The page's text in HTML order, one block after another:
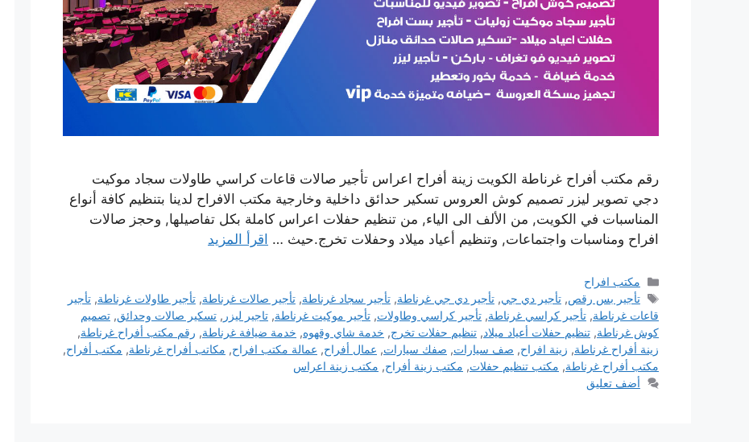
رقم مكتب أفراح غرناطة الكويت زينة أفراح اعراس تأجير صالات قاعات كراسي طاولات سجاد موكيت
دجي تصوير ليزر تصميم كوش العروس تسكير حدائق داخلية وخارجية مكتب الافراح لدينا بتنظيم كافة أنواع
المناسبات في الكويت, من الألف الى الياء, من تنظيم حفلات اعراس كاملة بكل تفاصيلها, وحجز صالات
افراح ومناسبات واجتماعات, وتنظيم أعياد ميلاد وحفلات تخرج.حيث … اقرأ المزيد
التصنيفات
مكتب افراح
الوسوم
تأجير بس رقص,تأجير دي جي,تأجير دي جي غرناطة,تأجير سجاد غرناطة,تأجير صالات غرناطة,تأجير طاولات غرناطة,تأجير
قاعات غرناطة, تأجير كراسي غرناطة, تأجير كراسي وطاولات, تأجير موكيت غرناطة, تاجير ليزر , تسكير صالات وحدائق, تصميم
كوش غرناطة, تنظيم حفلات أعياد ميلاد, تنظيم حفلات تخرج, خدمة شاي وقهوه, خدمة ضيافة غرناطة, رقم مكتب أفراح غرناطة,
زينة أفراح غرناطة, زينة افراح, صف سيارات, صفك سيارات, عمال أفراح, عمالة مكتب افراح, مكاتب أفراح غرناطة, مكتب أفراح,
مكتب أفراح غرناطة, مكتب تنظيم حفلات, مكتب زينة أفراح, مكتب زينة اعراس
أضف تعليق